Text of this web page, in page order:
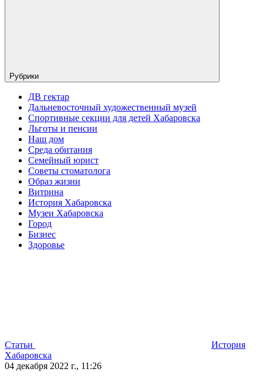
Рубрики
ДВ гектар
Дальневосточный художественный музей
Спортивные секции для детей Хабаровска
Льготы и пенсии
Наш дом
Среда обитания
Семейный юрист
Советы стоматолога
Образ жизни
Витрина
История Хабаровска
Музеи Хабаровска
Город
Бизнес
Здоровье
Статьи
История
Хабаровска
04 декабря 2022 г., 11:26